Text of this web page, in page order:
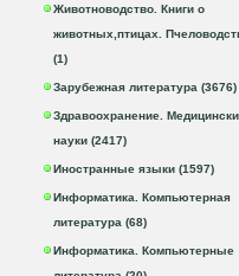
Животноводство. Книги о
животных,птицах.
(1)
Зарубежная литература (3676)
Здравоохранение.
науки (2417)
Иностранные языки (1597)
Информатика. Компьютерная
литература (68)
Информатика. Компьютерные